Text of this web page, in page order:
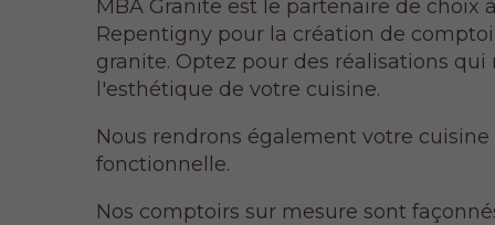
MBA Granite est le partenaire de choix à
Repentigny pour la création de
granite. Optez pour des réalisations qui
l'esthétique de votre cuisine.
Nous rendrons également votre cuisine
fonctionnelle.
Nos comptoirs sur mesure sont